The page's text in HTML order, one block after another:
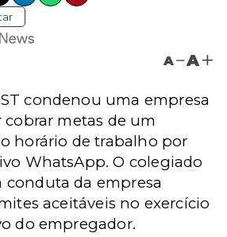
A A
condenou uma empresa
metas de um
horário de trabalho por
WhatsApp. O colegiado
da empresa
aceitáveis no exercício
do empregador.